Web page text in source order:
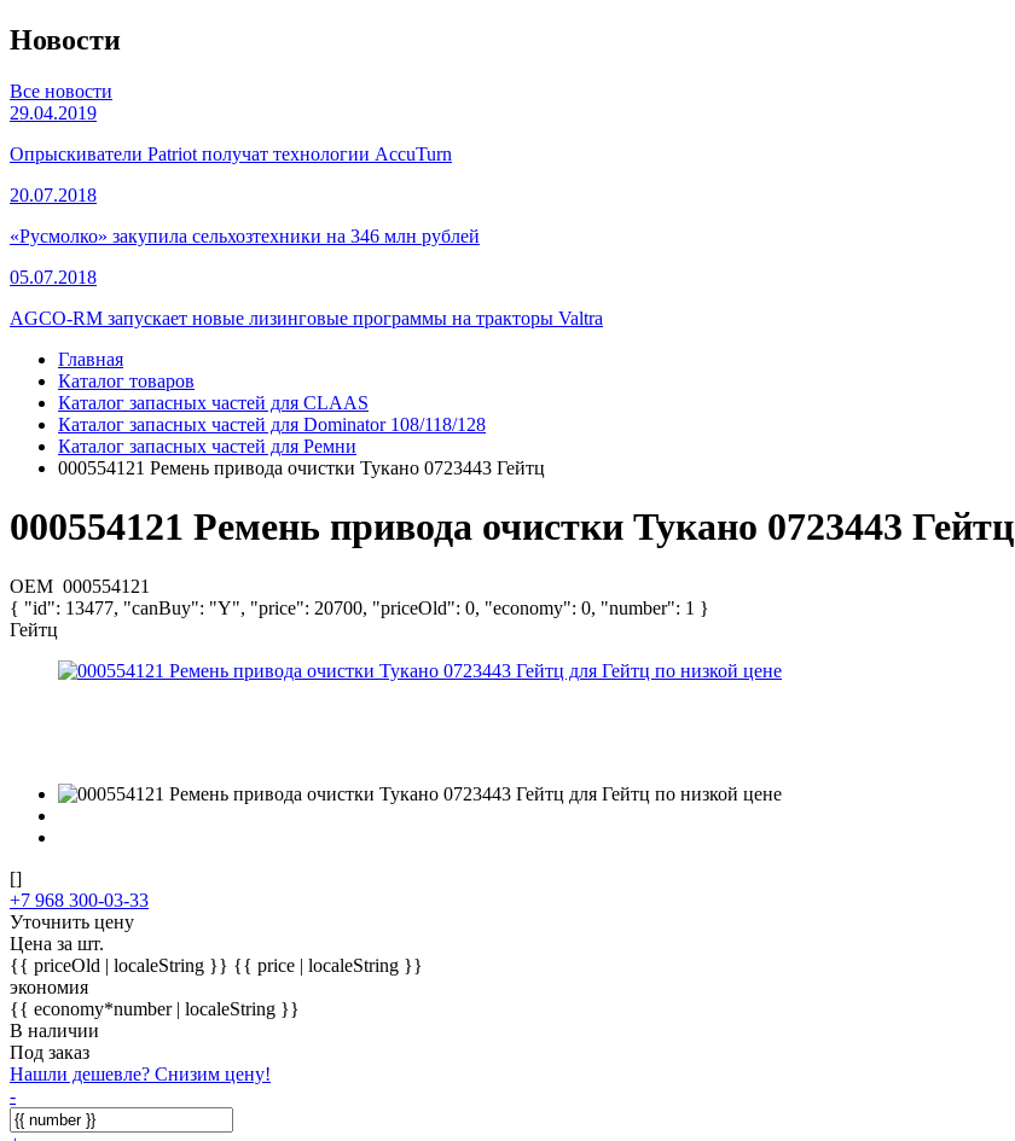
Новости
Все новости
29.04.2019
Опрыскиватели Patriot получат технологии AccuTurn
20.07.2018
«Русмолко» закупила сельхозтехники на 346 млн рублей
05.07.2018
AGCO-RM запускает новые лизинговые программы на тракторы Valtra
Главная
Каталог товаров
Каталог запасных частей для CLAAS
Каталог запасных частей для Dominator 108/118/128
Каталог запасных частей для Ремни
000554121 Ремень привода очистки Тукано 0723443 Гейтц
000554121 Ремень привода очистки Тукано 0723443 Гейтц
OEM 000554121
{ "id": 13477, "canBuy": "Y", "price": 20700, "priceOld": 0, "economy": 0, "number": 1 }
Гейтц
[]
+7 968 300-03-33
Уточнить цену
Цена за шт.
{{ priceOld | localeString }} {{ price | localeString }}
экономия
{{ economy*number | localeString }}
В наличии
Под заказ
Нашли дешевле? Снизим цену!
-